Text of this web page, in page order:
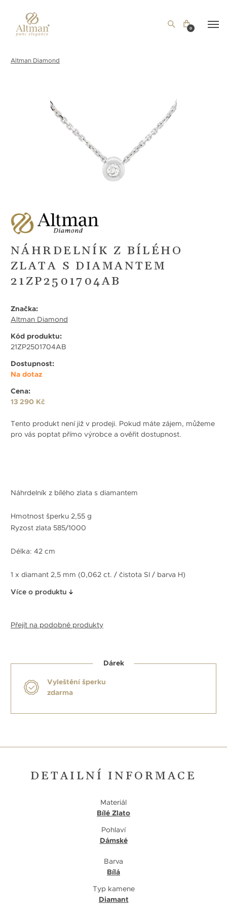
0
Altman Diamond
NÁHRDELNÍK Z BÍLÉHO
ZLATA S DIAMANTEM
21ZP2501704AB
Značka:
Altman Diamond
Kód produktu:
21ZP2501704AB
Dostupnost:
Na dotaz
Cena:
13 290 Kč
Tento produkt není již v prodeji. Pokud máte zájem, můžeme
pro vás poptat přímo výrobce a ověřit dostupnost.
Náhrdelník z bílého zlata s diamantem
Hmotnost šperku 2,55 g
Ryzost zlata 585/1000
Délka: 42 cm
1 x diamant 2,5 mm (0,062 ct. / čistota SI / barva H)
Více o produktu
Přejít na podobné produkty
Dárek
Vyleštění šperku
zdarma
DETAILNÍ INFORMACE
Materiál
Bílé Zlato
Pohlaví
Dámské
Barva
Bílá
Typ kamene
Diamant